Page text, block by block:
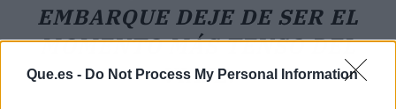
Que.es - Do Not Process My Personal Information
EMBARQUE DEJE DE SER EL
MOMENTO MÁS TENSO DEL
VIAJE.